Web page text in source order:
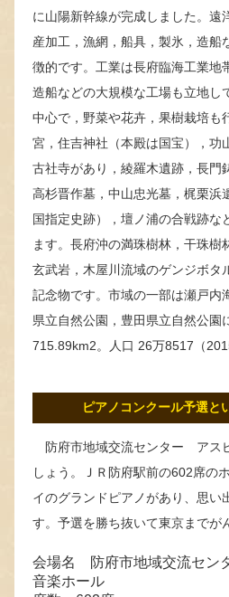
に山陽新幹線が完成しました。遠
産加工，漁網，船具，製氷，造船
徴的です。工業は長府臨海工業地
造船などの大規模な工場も立地し
中心で，野菜や花卉，果樹栽培も
宮，住吉神社（本殿は国宝），功
古社寺があり，綾羅木遺跡，長門
高杉晋作墓，中山忠光墓，梶栗浜
国指定史跡），壇ノ浦の合戦跡な
ます。長府沖の満珠樹林，干珠樹
玄武岩，木屋川流域のゲンジボタ
記念物です。市域の一部は瀬戸内
県立自然公園，豊田県立自然公園
715.89km2。人口 26万8517（
ピアノコンクール予選と
防府市地域交流センター アス
しょう。ＪＲ防府駅前の602席の
イのグランドピアノがあり、思い
す。予選を勝ち抜いて東京までが
会場名 防府市地域交流セ
音楽ホール